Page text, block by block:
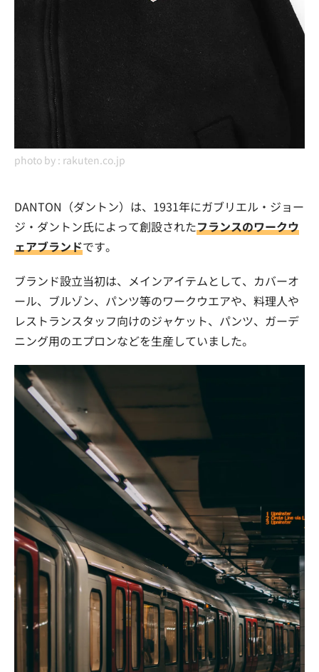
photo by : rakuten.co.jp
DANTON（ダントン）は、1931年にガブリエル・ジョー
ジ・ダントン氏によって創設されたフランスのワークウ
ェアブランドです。
ブランド設立当初は、メインアイテムとして、カバーオ
ール、ブルゾン、パンツ等のワークウエアや、料理人や
レストランスタッフ向けのジャケット、パンツ、ガーデ
ニング用のエプロンなどを生産していました。